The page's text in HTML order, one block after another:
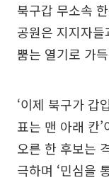
북구갑 무소속
공원은 지지자
뿜는 열기로 가
‘이제 북구가 갑
표는 맨 아래 칸
오른 한 후보는
극하며 ‘민심을